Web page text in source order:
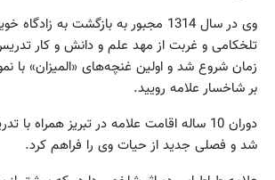
وی در سال 1314 مجبور به بازگشت به
تلخکامی و غربت از مهد علم و دانش و کار
زمان شروع شد و اولین غنچه‌های «المیزان» با
بر شاخسار علامه رویید.
دوران 10 ساله اقامت علامه در تبریز همراه
شد و فصلی جدید از حیات وی را فراهم کرد.